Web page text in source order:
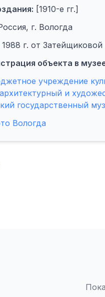
[1910-е гг.]
г. Вологда
1988 г. от
объекта в
учреждение
и
государственный
Вологда